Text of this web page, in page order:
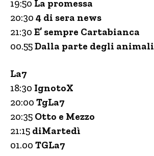
19:50 La promessa
20:30 4 di sera news
21:30 E’ sempre Cartabianca
00.55Dalla parte degli animali
La7
18:30 IgnotoX
20:00 TgLa7
20:35 Otto e Mezzo
21:15 diMartedì
01.00 TGLa7